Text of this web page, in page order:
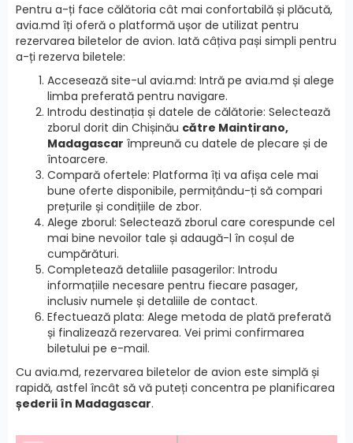
Pentru a-ți face călătoria cât mai confortabilă și plăcută,
avia.md îți oferă o platformă ușor de utilizat pentru
rezervarea biletelor de avion. Iată câțiva pași simpli pentru
a-ți rezerva biletele:
Accesează site-ul avia.md: Intră pe avia.md și alege
limba preferată pentru navigare.
Introdu destinația și datele de călătorie: Selectează
zborul dorit din Chișinău către Maintirano,
Madagascar împreună cu datele de plecare și de
întoarcere.
Compară ofertele: Platforma îți va afișa cele mai
bune oferte disponibile, permițându-ți să compari
prețurile și condițiile de zbor.
Alege zborul: Selectează zborul care corespunde cel
mai bine nevoilor tale și adaugă-l în coșul de
cumpărături.
Completează detaliile pasagerilor: Introdu
informațiile necesare pentru fiecare pasager,
inclusiv numele și detaliile de contact.
Efectuează plata: Alege metoda de plată preferată
și finalizează rezervarea. Vei primi confirmarea
biletului pe e-mail.
Cu avia.md, rezervarea biletelor de avion este simplă și
rapidă, astfel încât să vă puteți concentra pe planificarea
șederii în Madagascar.